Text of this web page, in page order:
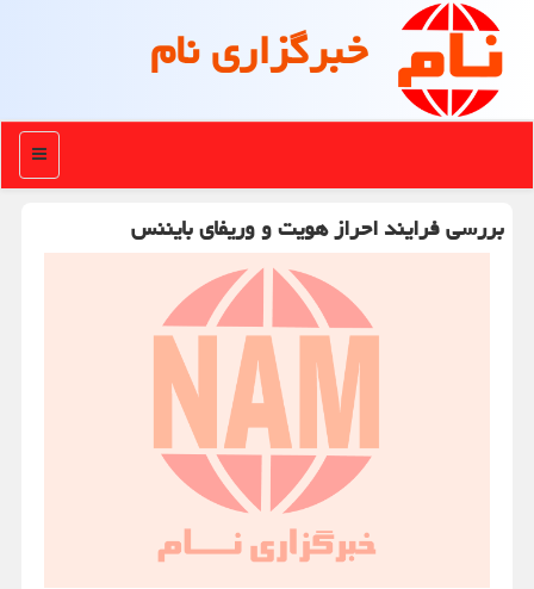
خبرگزاری نام
منو
بررسی فرایند احراز هویت و وریفای بایننس